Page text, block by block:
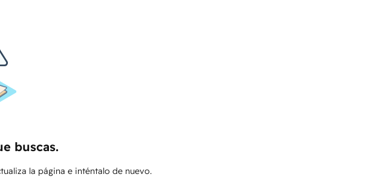
buscas.
la página e inténtalo de nuevo.